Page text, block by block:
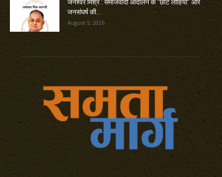
जनेश्वर मिश्र : समाजवादी आंदोलन के “छोटे लोहिया” और
जनसंघर्ष की...
August 5, 2026